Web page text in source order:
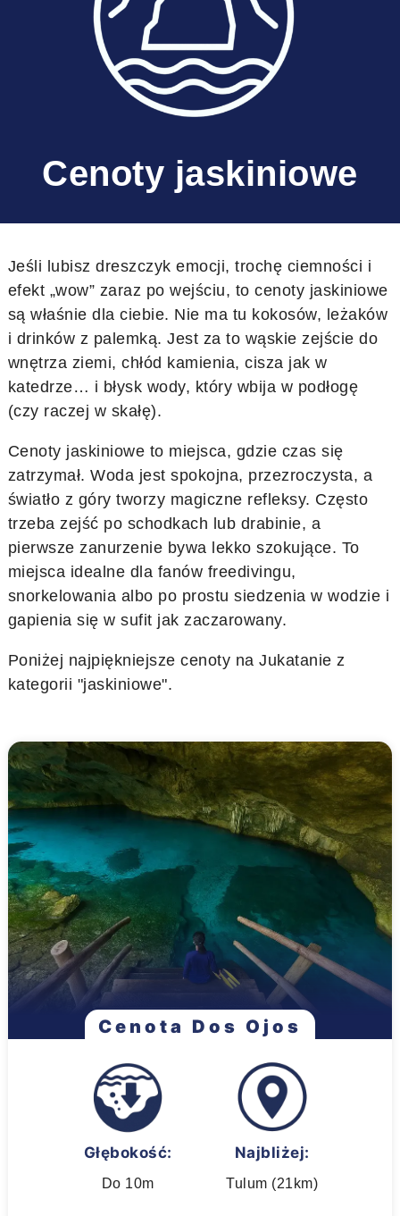
Cenoty jaskiniowe
Jeśli lubisz dreszczyk emocji, trochę ciemności i
efekt „wow” zaraz po wejściu, to cenoty jaskiniowe
są właśnie dla ciebie. Nie ma tu kokosów, leżaków
i drinków z palemką. Jest za to wąskie zejście do
wnętrza ziemi, chłód kamienia, cisza jak w
katedrze… i błysk wody, który wbija w podłogę
(czy raczej w skałę).
Cenoty jaskiniowe to miejsca, gdzie czas się
zatrzymał. Woda jest spokojna, przezroczysta, a
światło z góry tworzy magiczne refleksy. Często
trzeba zejść po schodkach lub drabinie, a
pierwsze zanurzenie bywa lekko szokujące. To
miejsca idealne dla fanów freedivingu,
snorkelowania albo po prostu siedzenia w wodzie i
gapienia się w sufit jak zaczarowany.
Poniżej najpiękniejsze cenoty na Jukatanie z
kategorii "jaskiniowe".
Cenota Dos Ojos
Głębokość:
Do 10m
Najbliżej:
Tulum (21km)